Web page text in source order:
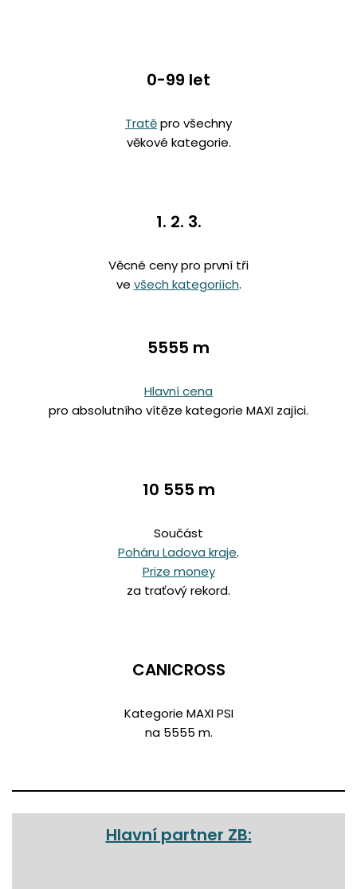
0-99 let
Tratěpro všechny
věkové kategorie.
1. 2. 3.
Věcné ceny pro první tři
ve všech kategoriích.
5555 m
Hlavní cena
pro absolutního vítěze kategorie MAXI zajíci.
10 555 m
Součást
Poháru Ladova kraje.
Prize money
za traťový rekord.
CANICROSS
Kategorie MAXI PSI
na 5555 m.
Hlavní partner ZB: